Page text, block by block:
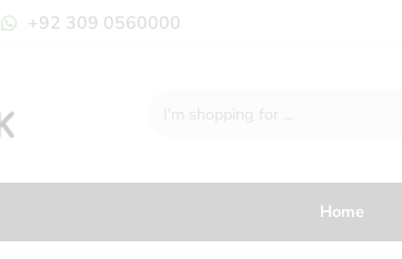
+92 309 0560000
Home